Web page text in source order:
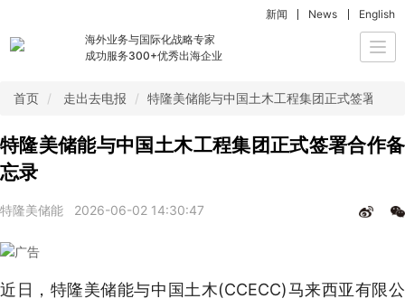
海外业务与国际化战略专家
成功服务300+优秀出海企业
新闻 News English
首页 走出去电报 特隆美储能与中国土木工程集团正式签署合作
特隆美储能与中国土木工程集团正式签署合作备
忘录
特隆美储能 2026-06-02 14:30:47
近日，特隆美储能与中国土木(CCECC)马来西亚有限公